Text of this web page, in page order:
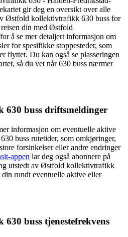
gir deg en oversikt over alle
Østfold kollektivtrafikk 630 buss for
din med Østfold
for å se mer detaljert informasjon om
for spesifikke stoppesteder, som
flyttet. Du kan også se plasseringen
så du vet når 630 buss nærmer
buss driftsmeldinger
informasjon om eventuelle aktive
buss rutetider, som omkjøringer,
forsinkelser eller andre endringer
appen lar deg også abonnere på
utstedt av Østfold kollektivtrafikk
rundt eventuelle aktive eller
buss tjenestefrekvens